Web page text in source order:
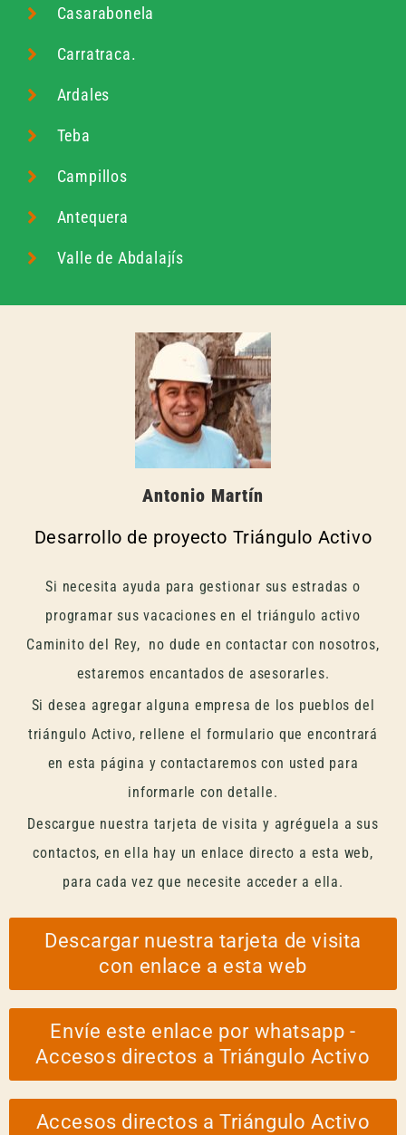
Casarabonela
Carratraca.
Ardales
Teba
Campillos
Antequera
Valle de Abdalajís
Antonio Martín
Desarrollo de proyecto Triángulo Activo
Si necesita ayuda para gestionar sus estradas o
programar sus vacaciones en el triángulo activo
Caminito del Rey, no dude en contactar con nosotros,
estaremos encantados de asesorarles.
Si desea agregar alguna empresa de los pueblos del
triángulo Activo, rellene el formulario que encontrará
en esta página y contactaremos con usted para
informarle con detalle.
Descargue nuestra tarjeta de visita y agréguela a sus
contactos, en ella hay un enlace directo a esta web,
para cada vez que necesite acceder a ella.
Descargar nuestra tarjeta de visita
con enlace a esta web
Envíe este enlace por whatsapp -
Accesos directos a Triángulo Activo
Accesos directos a Triángulo Activo